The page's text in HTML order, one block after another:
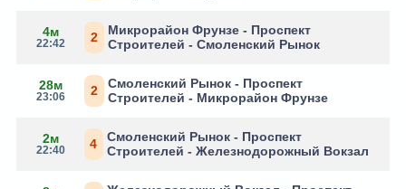
4м
22:42 2
Микрорайон Фрунзе - Проспект
Строителей - Смоленский Рынок
28м
23:06 2
Смоленский Рынок - Проспект
Строителей - Микрорайон Фрунзе
2м
22:40 4
Смоленский Рынок - Проспект
Строителей - Железнодорожный Вокзал